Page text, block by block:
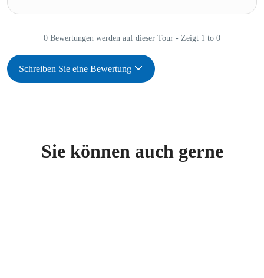
0 Bewertungen werden auf dieser Tour - Zeigt 1 to 0
Schreiben Sie eine Bewertung
Sie können auch gerne